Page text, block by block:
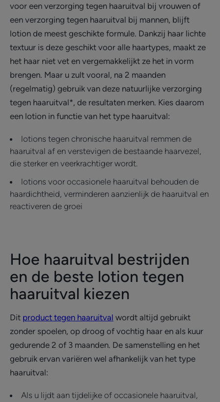
voor een verzorging tegen haaruitval bij vrouwen of
een verzorging tegen haaruitval bij mannen, blijft
lotion de meest geschikte formule. Dankzij haar lichte
textuur is deze geschikt voor alle haartypes, maakt ze
het haar niet vet en vergemakkelijkt ze het in vorm
brengen. Maar u zult vooral, na 2 maanden
(regelmatig) gebruik van deze natuurlijke verzorging
tegen haaruitval*, de resultaten merken. Kies daarom
een lotion in functie van het type haaruitval:
lotions tegen chronische haaruitval remmen de
haaruitval af en verstevigen de bestaande haarvezel,
die sterker en veerkrachtiger wordt.
lotions voor occasionele haaruitval behouden de
haardichtheid, verminderen aanzienlijk de haaruitval en
reactiveren de groei
Hoe haaruitval bestrijden
en de beste lotion tegen
haaruitval kiezen
Dit product tegen haaruitval wordt altijd gebruikt
zonder spoelen, op droog of vochtig haar en als kuur
gedurende 2 of 3 maanden. De samenstelling en het
gebruik ervan variëren wel afhankelijk van het type
haaruitval:
Als u lijdt aan tijdelijke of occasionele haaruitval,